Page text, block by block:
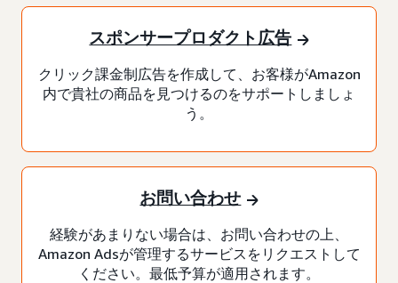
スポンサープロダクト広告
クリック課金制広告を作成して、お客様がAmazon
内で貴社の商品を見つけるのをサポートしましょ
う。
お問い合わせ
経験があまりない場合は、お問い合わせの上、
Amazon Adsが管理するサービスをリクエストして
ください。最低予算が適用されます。